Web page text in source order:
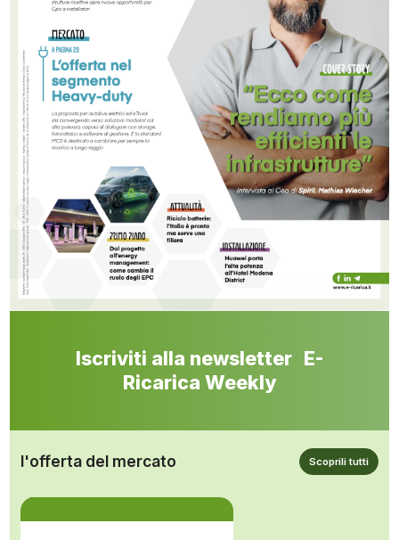
Iscriviti alla newsletter E-
Ricarica Weekly
l'offerta del mercato Scoprili tutti